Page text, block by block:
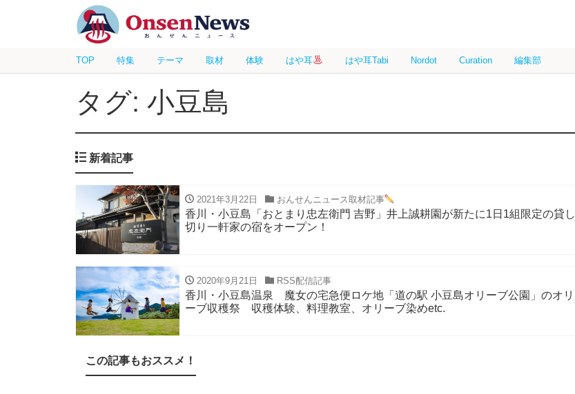
TOP 特集 テーマ 取材 体験 はや耳 はや耳Tabi Nordot Curation 編集部
タグ: 小豆島
新着記事
2021年3月22日 おんせんニュース取材記事
香川・小豆島「おとまり忠左衛門 吉野」井上誠耕園が新たに1日1組限定の貸し
切り一軒家の宿をオープン！
2020年9月21日 RSS配信記事
香川・小豆島温泉 魔女の宅急便ロケ地「道の駅 小豆島オリーブ公園」のオリ
ーブ収穫祭 収穫体験、料理教室、オリーブ染めetc.
この記事もおススメ！